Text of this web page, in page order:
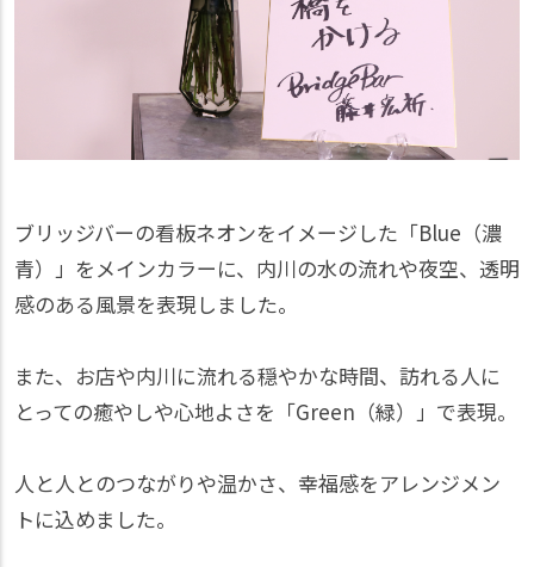
ブリッジバーの看板ネオンをイメージした「Blue（濃
青）」をメインカラーに、内川の水の流れや夜空、透明
感のある風景を表現しました。
また、お店や内川に流れる穏やかな時間、訪れる人に
とっての癒やしや心地よさを「Green（緑）」で表現。
人と人とのつながりや温かさ、幸福感をアレンジメン
トに込めました。